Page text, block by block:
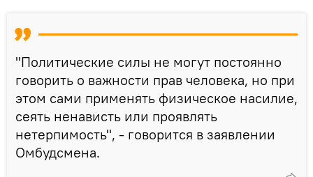
"Политические силы не могут постоянно
говорить о важности прав человека, но при
этом сами применять физическое насилие,
сеять ненависть или проявлять
нетерпимость", - говорится в заявлении
Омбудсмена.